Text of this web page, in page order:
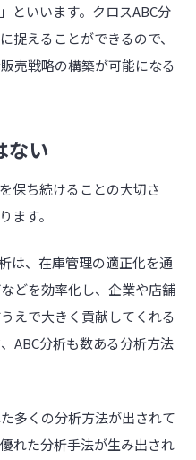
といいます。クロスABC分
捉えることができるので、
売戦略の構築が可能になる
ない
保ち続けることの大切さ
ます。
は、在庫管理の適正化を通
どを効率化し、企業や店舗
えで大きく貢献してくれる
ABC分析も数ある分析方法
多くの分析方法が出されて
れた分析手法が生み出され